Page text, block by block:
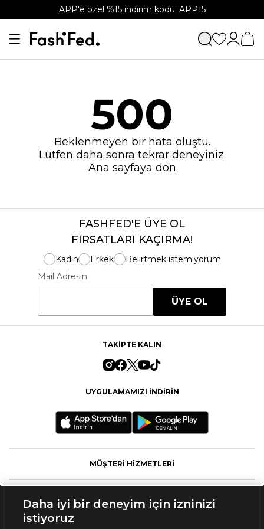
APP'e özel %15 indirim kodu: APP15
500
Beklenmeyen bir hata oluştu.
Lütfen daha sonra tekrar deneyiniz.
Ana sayfaya dön
FASHFED'E ÜYE OL
FIRSATLARI KAÇIRMA!
Kadın Erkek
Belirtmek istemiyorum
Mail Adresin
ÜYE OL
TAKİPTE KALIN
UYGULAMAMIZI İNDİRİN
MÜŞTERİ HİZMETLERİ
Daha iyi bir deneyim için izninizi
istiyoruz